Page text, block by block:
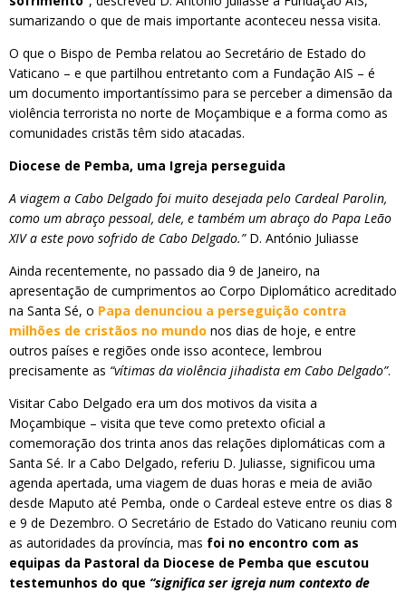
sumarizando o que de mais importante aconteceu nessa visita.
O que o Bispo de Pemba relatou ao Secretário de Estado do
Vaticano – e que partilhou entretanto com a Fundação AIS – é
um documento importantíssimo para se perceber a dimensão da
violência terrorista no norte de Moçambique e a forma como as
comunidades cristãs têm sido atacadas.
Diocese de Pemba, uma Igreja perseguida
A viagem a Cabo Delgado foi muito desejada pelo Cardeal Parolin,
como um abraço pessoal, dele, e também um abraço do Papa Leão
XIV a este povo sofrido de Cabo Delgado.”D. António Juliasse
Ainda recentemente, no passado dia 9 de Janeiro, na
apresentação de cumprimentos ao Corpo Diplomático acreditado
na Santa Sé, o Papa denunciou a perseguição contra
milhões de cristãos no mundo nos dias de hoje, e entre
outros países e regiões onde isso acontece, lembrou
precisamente as “vítimas da violência jihadista em Cabo Delgado”.
Visitar Cabo Delgado era um dos motivos da visita a
Moçambique – visita que teve como pretexto oficial a
comemoração dos trinta anos das relações diplomáticas com a
Santa Sé. Ir a Cabo Delgado, referiu D. Juliasse, significou uma
agenda apertada, uma viagem de duas horas e meia de avião
desde Maputo até Pemba, onde o Cardeal esteve entre os dias 8
e 9 de Dezembro. O Secretário de Estado do Vaticano reuniu com
as autoridades da província, mas foi no encontro com as
equipas da Pastoral da Diocese de Pemba que escutou
testemunhos do que “significa ser igreja num contexto de